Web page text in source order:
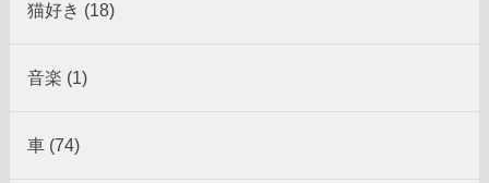
猫好き (18)
音楽 (1)
車 (74)